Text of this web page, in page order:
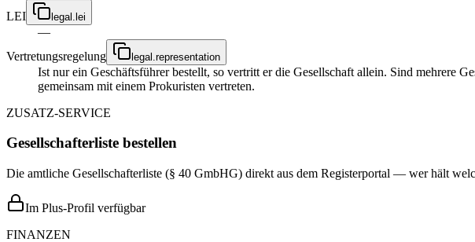
LEI
legal.lei
—
Vertretungsregelung
legal.representation
Ist nur ein Geschäftsführer bestellt, so vertritt er die Gesellschaft allein. Sind mehrere
gemeinsam mit einem Prokuristen vertreten.
ZUSATZ-SERVICE
Gesellschafterliste bestellen
Die amtliche Gesellschafterliste (§ 40 GmbHG) direkt aus dem Registerportal — wer hält
Im Plus-Profil verfügbar
FINANZEN